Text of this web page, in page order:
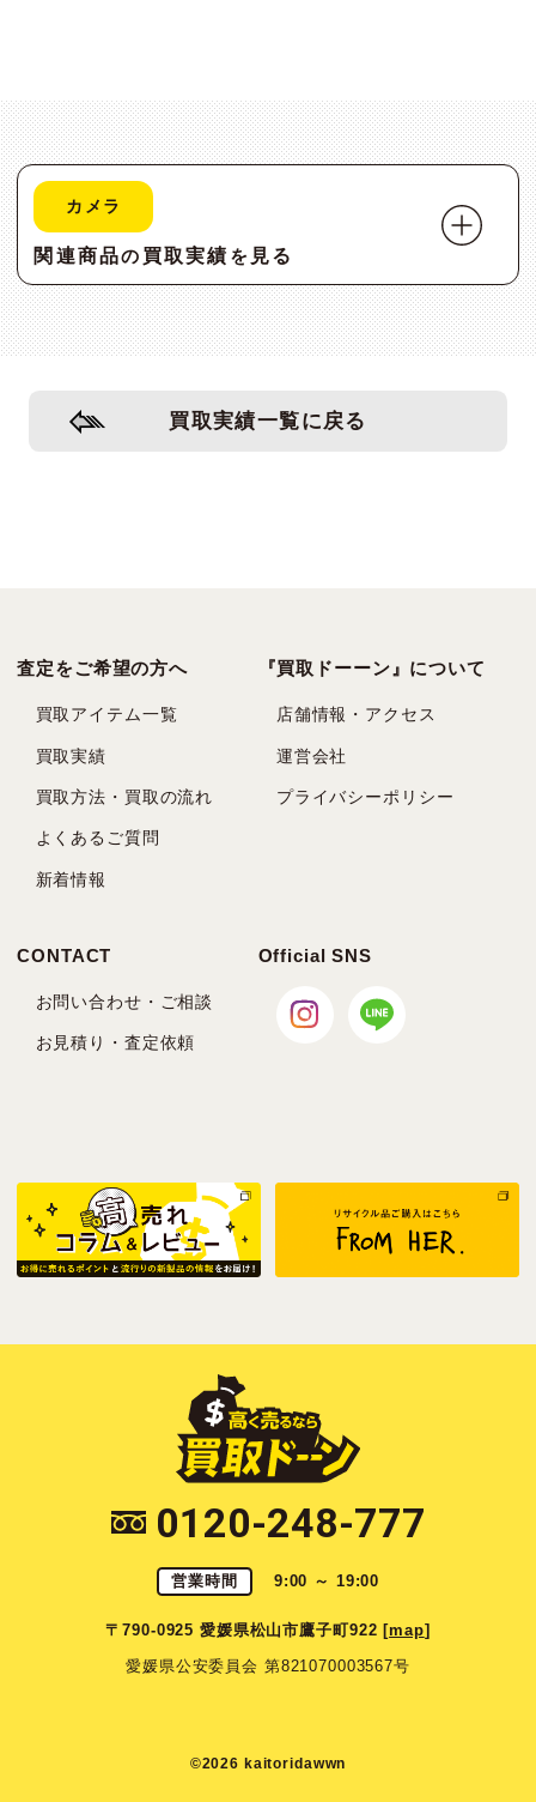
カメラ
関連商品の 買取実績 を 見る
買取実績一覧に戻る
査定をご希望の方へ
買取アイテム一覧
買取実績
買取方法・買取の流れ
よくあるご質問
新着情報
『買取ドーーン』について
店舗情報・アクセス
運営会社
プライバシーポリシー
CONTACT
お問い合わせ・ご相談
お見積り・査定依頼
Official SNS
0120-248-777
営業時間 9:00 ～ 19:00
〒790-0925 愛媛県松山市鷹子町922 [map]
愛媛県公安委員会 第821070003567号
©2026 kaitoridawwn